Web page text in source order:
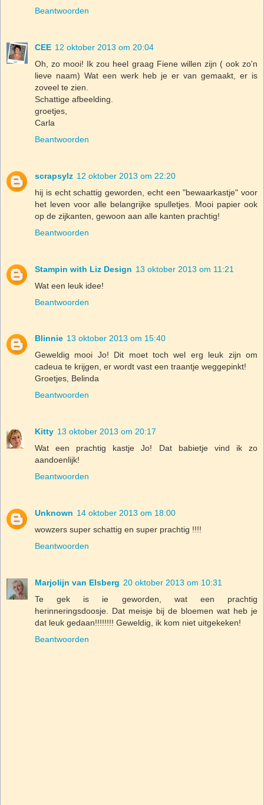
Beantwoorden
CEE 12 oktober 2013 om 20:04
Oh, zo mooi! Ik zou heel graag Fiene willen zijn ( ook zo'n
lieve naam) Wat een werk heb je er van gemaakt, er is
zoveel te zien.
Schattige afbeelding.
groetjes,
Carla
Beantwoorden
scrapsylz 12 oktober 2013 om 22:20
hij is echt schattig geworden, echt een "bewaarkastje" voor
het leven voor alle belangrijke spulletjes. Mooi papier ook
op de zijkanten, gewoon aan alle kanten prachtig!
Beantwoorden
Stampin with Liz Design 13 oktober 2013 om 11:21
Wat een leuk idee!
Beantwoorden
Blinnie 13 oktober 2013 om 15:40
Geweldig mooi Jo! Dit moet toch wel erg leuk zijn om
cadeua te krijgen, er wordt vast een traantje weggepinkt!
Groetjes, Belinda
Beantwoorden
Kitty 13 oktober 2013 om 20:17
Wat een prachtig kastje Jo! Dat babietje vind ik zo
aandoenlijk!
Beantwoorden
Unknown 14 oktober 2013 om 18:00
wowzers super schattig en super prachtig !!!!
Beantwoorden
Marjolijn van Elsberg 20 oktober 2013 om 10:31
Te gek is ie geworden, wat een prachtig
herinneringsdoosje. Dat meisje bij de bloemen wat heb je
dat leuk gedaan!!!!!!!! Geweldig, ik kom niet uitgekeken!
Beantwoorden